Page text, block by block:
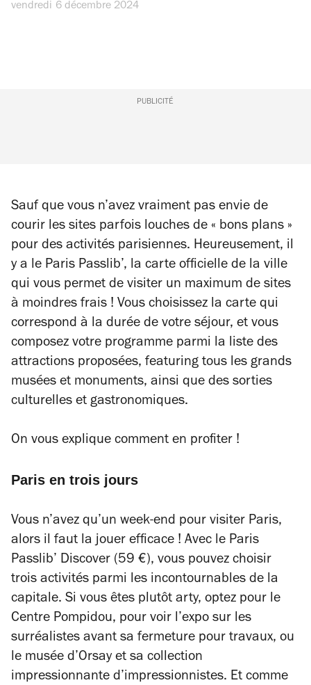
vendredi 6 décembre 2024
PUBLICITÉ
Sauf que vous n’avez vraiment pas envie de
courir les sites parfois louches de « bons plans »
pour des activités parisiennes. Heureusement, il
y a le Paris Passlib’, la carte officielle de la ville
qui vous permet de visiter un maximum de sites
à moindres frais ! Vous choisissez la carte qui
correspond à la durée de votre séjour, et vous
composez votre programme parmi la liste des
attractions proposées, featuring tous les grands
musées et monuments, ainsi que des sorties
culturelles et gastronomiques.
On vous explique comment en profiter !
Paris en trois jours
Vous n’avez qu’un week-end pour visiter Paris,
alors il faut la jouer efficace ! Avec le Paris
Passlib’ Discover (59 €), vous pouvez choisir
trois activités parmi les incontournables de la
capitale. Si vous êtes plutôt arty, optez pour le
Centre Pompidou, pour voir l’expo sur les
surréalistes avant sa fermeture pour travaux, ou
le musée d’Orsay et sa collection
impressionnante d’impressionnistes. Et comme